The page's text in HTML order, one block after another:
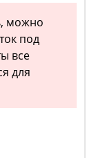
можно
под
все
для